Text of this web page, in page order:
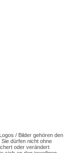
/ Bilder gehören den
dürfen nicht ohne
oder verändert